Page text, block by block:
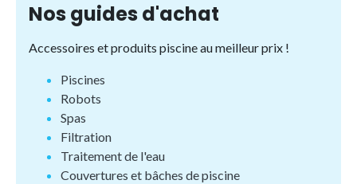
Nos guides d'achat
Accessoires et produits piscine au meilleur prix !
Piscines
Robots
Spas
Filtration
Traitement de l'eau
Couvertures et bâches de piscine